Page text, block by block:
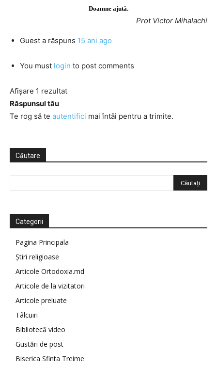
Doamne ajută.
Prot Victor Mihalachi
Guest a răspuns 15 ani ago
You must login to post comments
Afișare 1 rezultat
Răspunsul tău
Te rog să te autentifici mai întâi pentru a trimite.
Căutare
Categorii
Pagina Principala
Știri religioase
Articole Ortodoxia.md
Articole de la vizitatori
Articole preluate
Tâlcuiri
Bibliotecă video
Gustări de post
Biserica Sfinta Treime